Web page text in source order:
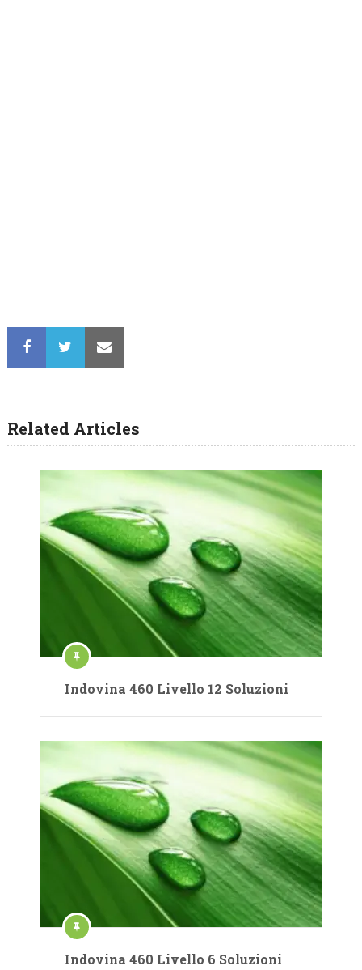
Related Articles
Indovina 460 Livello 12 Soluzioni
Indovina 460 Livello 6 Soluzioni